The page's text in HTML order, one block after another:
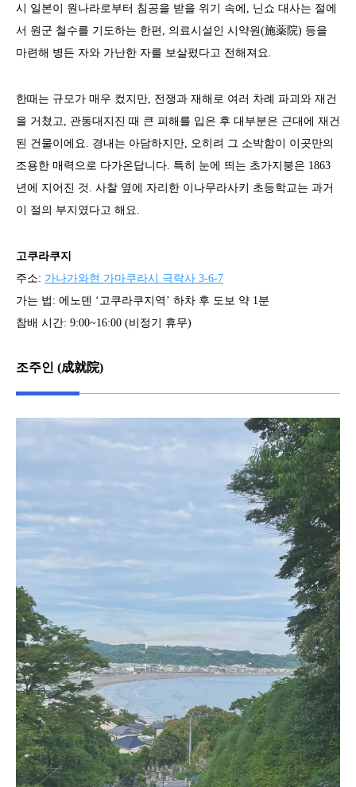
시 일본이 원나라로부터 침공을 받을 위기 속에, 닌쇼 대사는 절에
서 원군 철수를 기도하는 한편, 의료시설인 시약원(施薬院) 등을
마련해 병든 자와 가난한 자를 보살폈다고 전해져요.
한때는 규모가 매우 컸지만, 전쟁과 재해로 여러 차례 파괴와 재건
을 거쳤고, 관동대지진 때 큰 피해를 입은 후 대부분은 근대에 재건
된 건물이에요. 경내는 아담하지만, 오히려 그 소박함이 이곳만의
조용한 매력으로 다가온답니다. 특히 눈에 띄는 초가지붕은 1863
년에 지어진 것. 사찰 옆에 자리한 이나무라사키 초등학교는 과거
이 절의 부지였다고 해요.
고쿠라쿠지
주소: 가나가와현 가마쿠라시 극락사 3-6-7
가는 법: 에노덴 ‘고쿠라쿠지역’ 하차 후 도보 약 1분
참배 시간: 9:00~16:00 (비정기 휴무)
조주인 (成就院)